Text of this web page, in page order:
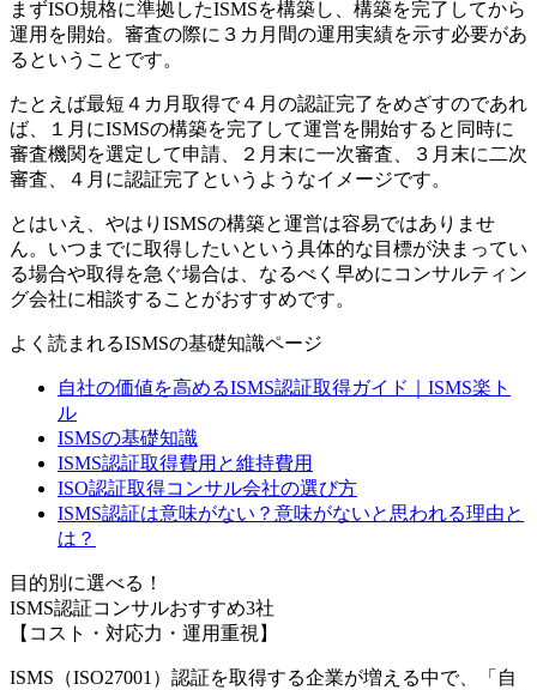
まずISO規格に準拠したISMSを構築し、構築を完了してから
運用を開始。審査の際に３カ月間の運用実績を示す必要があ
るということです。
たとえば最短４カ月取得で４月の認証完了をめざすのであれ
ば、１月にISMSの構築を完了して運営を開始すると同時に
審査機関を選定して申請、２月末に一次審査、３月末に二次
審査、４月に認証完了というようなイメージです。
とはいえ、やはりISMSの構築と運営は容易ではありませ
ん。いつまでに取得したいという具体的な目標が決まってい
る場合や取得を急ぐ場合は、なるべく早めにコンサルティン
グ会社に相談することがおすすめです。
よく読まれるISMSの基礎知識ページ
自社の価値を高めるISMS認証取得ガイド｜ISMS楽ト
ル
ISMSの基礎知識
ISMS認証取得費用と維持費用
ISO認証取得コンサル会社の選び方
ISMS認証は意味がない？意味がないと思われる理由と
は？
目的別に選べる！
ISMS認証コンサルおすすめ3社
【コスト・対応力・運用重視】
ISMS（ISO27001）認証を取得する企業が増える中で、「自